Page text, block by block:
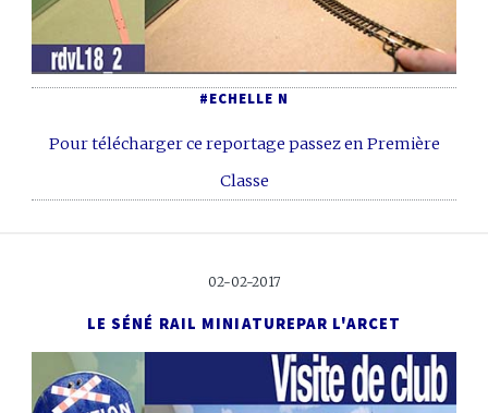
#ECHELLE N
Pour télécharger ce reportage passez en Première
Classe
02-02-2017
LE SÉNÉ RAIL MINIATUREPAR L'ARCET